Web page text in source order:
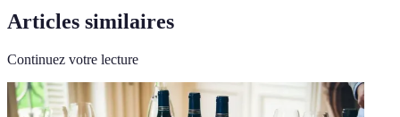
Articles similaires
Continuez votre lecture